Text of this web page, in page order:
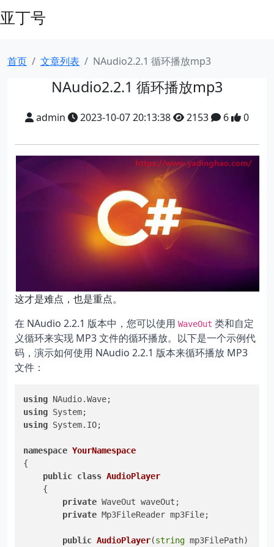
亚丁号
首页 文章列表 NAudio2.2.1 循环播放mp3
NAudio2.2.1 循环播放mp3
admin 2023-10-07 20:13:38 2153 6 0
这才是难点，也是重点。
在 NAudio 2.2.1 版本中，您可以使用 WaveOut 类和自定
义循环来实现 MP3 文件的循环播放。以下是一个示例代
码，演示如何使用 NAudio 2.2.1 版本来循环播放 MP3
文件：
using
using
using System.IO;
namespace YourNamespace
{
public class AudioPlayer
{
private WaveOut waveOut;
private Mp3FileReader mp3File;
public AudioPlayer(string mp3FilePath)